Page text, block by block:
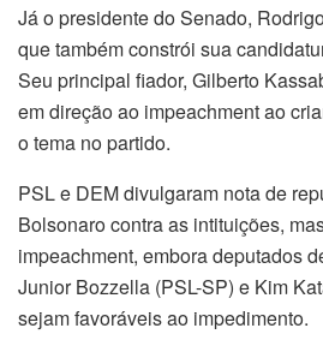
Já o presidente do Senado,
que também constrói sua
Seu principal fiador, Gilberto
em direção ao impeachment ao
o tema no partido.
PSL e DEM divulgaram nota de
Bolsonaro contra as intituições,
impeachment, embora deputados
Junior Bozzella (PSL-SP) e Kim
sejam favoráveis ao impedimento.